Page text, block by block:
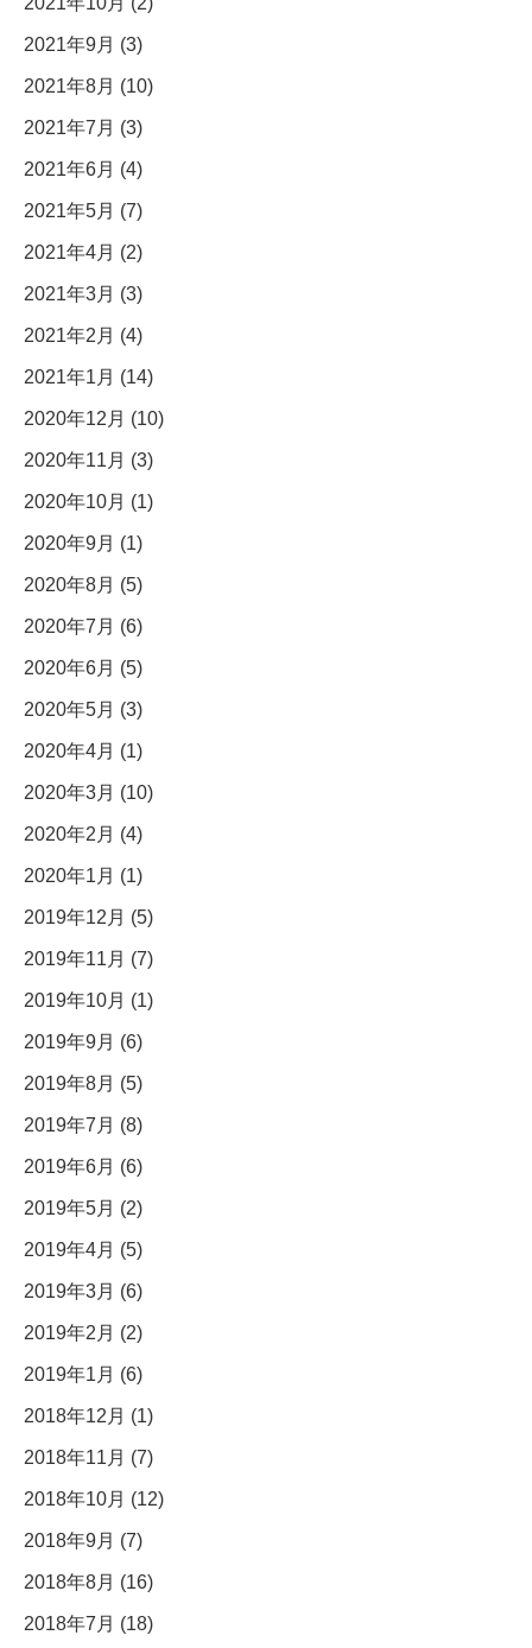
2021年9月 (3)
2021年8月 (10)
2021年7月 (3)
2021年6月 (4)
2021年5月 (7)
2021年4月 (2)
2021年3月 (3)
2021年2月 (4)
2021年1月 (14)
2020年12月 (10)
2020年11月 (3)
2020年10月 (1)
2020年9月 (1)
2020年8月 (5)
2020年7月 (6)
2020年6月 (5)
2020年5月 (3)
2020年4月 (1)
2020年3月 (10)
2020年2月 (4)
2020年1月 (1)
2019年12月 (5)
2019年11月 (7)
2019年10月 (1)
2019年9月 (6)
2019年8月 (5)
2019年7月 (8)
2019年6月 (6)
2019年5月 (2)
2019年4月 (5)
2019年3月 (6)
2019年2月 (2)
2019年1月 (6)
2018年12月 (1)
2018年11月 (7)
2018年10月 (12)
2018年9月 (7)
2018年8月 (16)
2018年7月 (18)